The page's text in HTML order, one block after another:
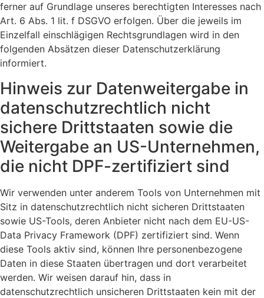
ferner auf Grundlage unseres berechtigten Interesses nach
Art. 6 Abs. 1 lit. f DSGVO erfolgen. Über die jeweils im
Einzelfall einschlägigen Rechtsgrundlagen wird in den
folgenden Absätzen dieser Datenschutzerklärung
informiert.
Hinweis zur Datenweitergabe in
datenschutzrechtlich nicht
sichere Drittstaaten sowie die
Weitergabe an US-Unternehmen,
die nicht DPF-zertifiziert sind
Wir verwenden unter anderem Tools von Unternehmen mit
Sitz in datenschutzrechtlich nicht sicheren Drittstaaten
sowie US-Tools, deren Anbieter nicht nach dem EU-US-
Data Privacy Framework (DPF) zertifiziert sind. Wenn
diese Tools aktiv sind, können Ihre personenbezogene
Daten in diese Staaten übertragen und dort verarbeitet
werden. Wir weisen darauf hin, dass in
datenschutzrechtlich unsicheren Drittstaaten kein mit der